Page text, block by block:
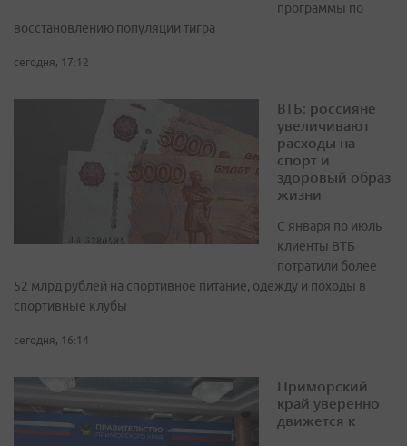
программы по
восстановлению популяции тигра
сегодня, 17:12
ВТБ: россияне
увеличивают
расходы на
спорт и
здоровый образ
жизни
С января по июль
клиенты ВТБ
потратили более
52 млрд рублей на спортивное питание, одежду и походы в
спортивные клубы
сегодня, 16:14
Приморский
край уверенно
движется к